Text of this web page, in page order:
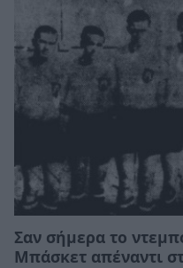
Σαν σήμερα το
Μπάσκετ απέναντι